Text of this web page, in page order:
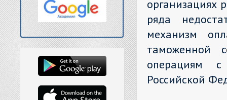
организациях
ряда
механизм
таможенной
операциям
Российской